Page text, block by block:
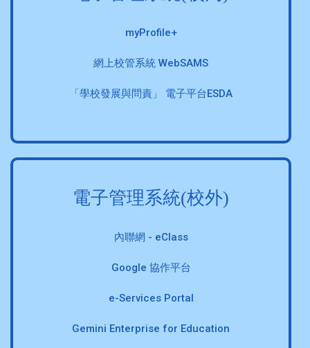
myProfile+
網上校管系統 WebSAMS
「學校發展與問責」 電子平台ESDA
電子管理系統(校外)
內聯網 - eClass
Google 協作平台
e-Services Portal
Gemini Enterprise for Education